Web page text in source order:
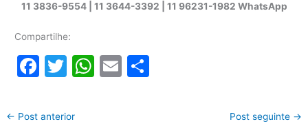
11 3836-9554 | 11 3644-3392 | 11 96231-1982 WhatsApp
Compartilhe:
F
c
T
itt
W E
← Post anterior Post seguinte →